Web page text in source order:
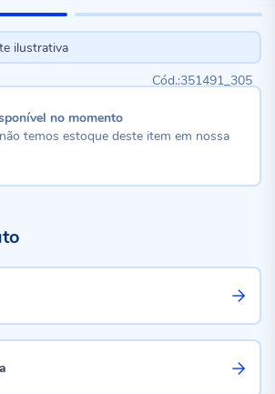
ilustrativa
351491_305
no momento
temos estoque deste item em nossa